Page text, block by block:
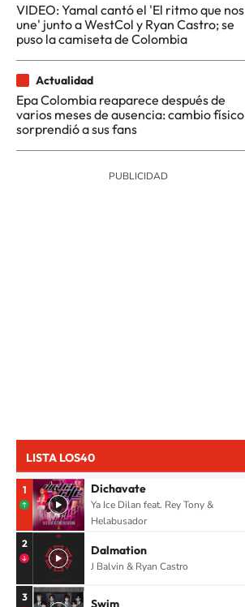
VIDEO: Yamal cantó el 'El ritmo que nos
une' junto a WestCol y Ryan Castro; se
puso la camiseta de Colombia
Actualidad
Epa Colombia reaparece después de
varios meses de ausencia: cambio físico
sorprendió a sus fans
LISTA LOS40
1 Dichavate
Ya Ice Dilan feat. Rey Tony &
Helabusador
2 Dalmation
J Balvin & Ryan Castro
3 Swim